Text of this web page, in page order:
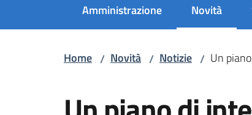
Amministrazione Novità
Menu
Home / Novità / Notizie / Un